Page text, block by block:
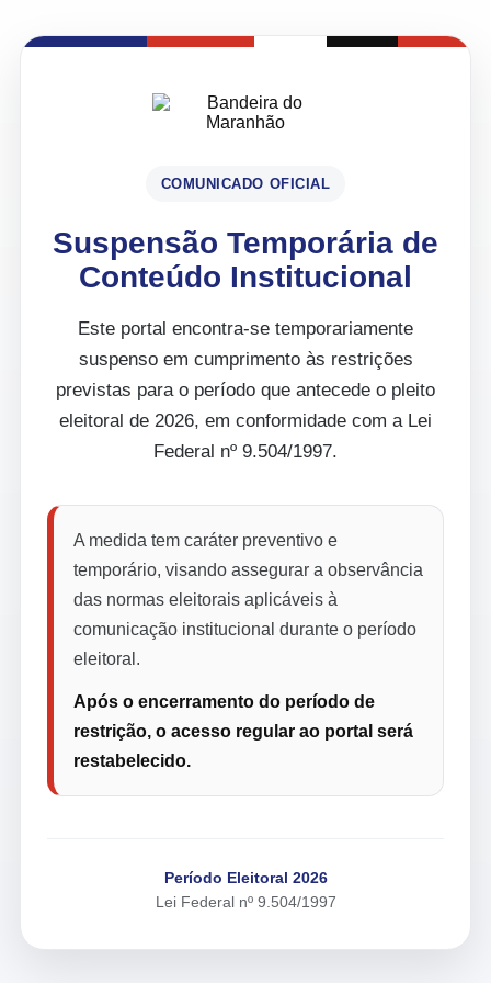
COMUNICADO OFICIAL
Suspensão Temporária de
Conteúdo Institucional
Este portal encontra-se temporariamente
suspenso em cumprimento às restrições
previstas para o período que antecede o pleito
eleitoral de 2026, em conformidade com a Lei
Federal nº 9.504/1997.
A medida tem caráter preventivo e
temporário, visando assegurar a observância
das normas eleitorais aplicáveis à
comunicação institucional durante o período
eleitoral.
Após o encerramento do período de
restrição, o acesso regular ao portal será
restabelecido.
Período Eleitoral 2026
Lei Federal nº 9.504/1997